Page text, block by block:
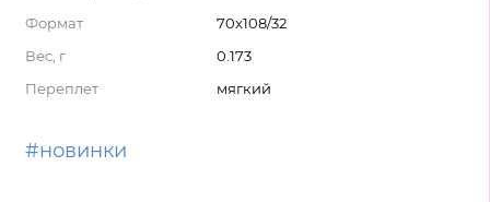
Формат
70x108/32
Вес, г
0.173
Переплет
мягкий
#новинки